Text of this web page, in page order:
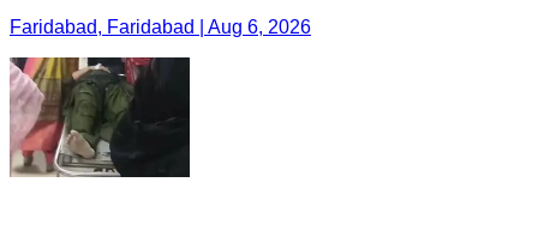
Faridabad, Faridabad | Aug 6, 2026